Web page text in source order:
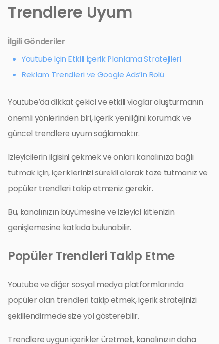
Trendlere Uyum
İlgili Gönderiler
Youtube İçin Etkili İçerik Planlama Stratejileri
Reklam Trendleri ve Google Ads’in Rolü
Youtube’da dikkat çekici ve etkili vloglar oluşturmanın
önemli yönlerinden biri, içerik yeniliğini korumak ve
güncel trendlere uyum sağlamaktır.
İzleyicilerin ilgisini çekmek ve onları kanalınıza bağlı
tutmak için, içeriklerinizi sürekli olarak taze tutmanız ve
popüler trendleri takip etmeniz gerekir.
Bu, kanalınızın büyümesine ve izleyici kitlenizin
genişlemesine katkıda bulunabilir.
Popüler Trendleri Takip Etme
Youtube ve diğer sosyal medya platformlarında
popüler olan trendleri takip etmek, içerik stratejinizi
şekillendirmede size yol gösterebilir.
Trendlere uygun içerikler üretmek, kanalınızın daha